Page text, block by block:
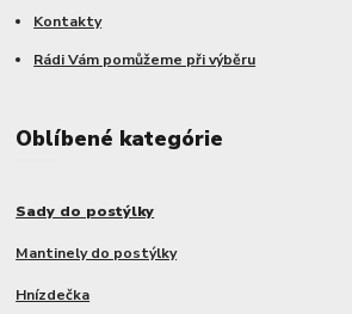
Kontakty
Rádi Vám pomůžeme při výběru
Oblíbené kategórie
Sady do postýlky
Mantinely do postýlky
Hnízdečka